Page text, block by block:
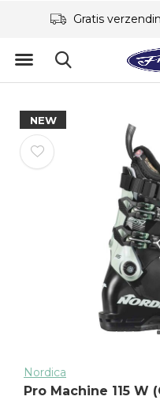
Gratis
NEW
Nordica
Pro Machine 115 W